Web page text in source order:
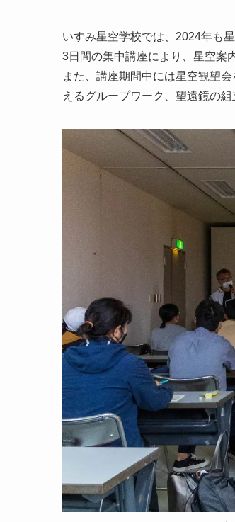
いすみ星空学校では、2024年も
3日間の集中講座により、星空案
また、講座期間中には星空観望
えるグループワーク、望遠鏡の